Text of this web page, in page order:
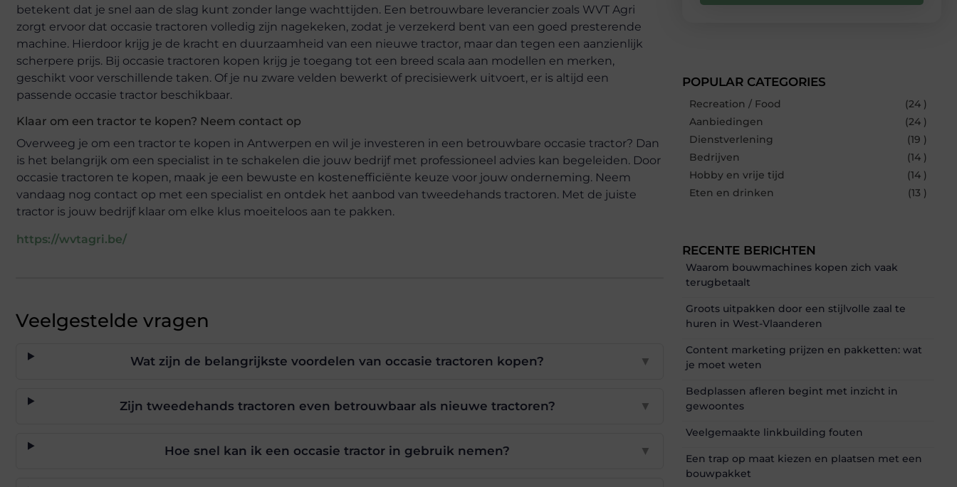
betekent dat je snel aan de slag kunt zonder lange wachttijden. Een betrouwbare leverancier zoals WVT Agri
zorgt ervoor dat occasie tractoren volledig zijn nagekeken, zodat je verzekerd bent van een goed presterende
machine. Hierdoor krijg je de kracht en duurzaamheid van een nieuwe tractor, maar dan tegen een aanzienlijk
scherpere prijs. Bij occasie tractoren kopen krijg je toegang tot een breed scala aan modellen en merken,
geschikt voor verschillende taken. Of je nu zware velden bewerkt of precisiewerk uitvoert, er is altijd een
passende occasie tractor beschikbaar.
Klaar om een tractor te kopen? Neem contact op
Overweeg je om een tractor te kopen in Antwerpen en wil je investeren in een betrouwbare occasie tractor? Dan
is het belangrijk om een specialist in te schakelen die jouw bedrijf met professioneel advies kan begeleiden. Door
occasie tractoren te kopen, maak je een bewuste en kostenefficiënte keuze voor jouw onderneming. Neem
vandaag nog contact op met een specialist en ontdek het aanbod van tweedehands tractoren. Met de juiste
tractor is jouw bedrijf klaar om elke klus moeiteloos aan te pakken.
https://wvtagri.be/
Veelgestelde vragen
Wat zijn de belangrijkste voordelen van occasie tractoren kopen? ▼
Zijn tweedehands tractoren even betrouwbaar als nieuwe tractoren? ▼
Hoe snel kan ik een occasie tractor in gebruik nemen? ▼
POPULAR CATEGORIES
Recreation / Food
(24 )
Aanbiedingen
(24 )
Dienstverlening
(19 )
Bedrijven
(14 )
Hobby en vrije tijd
(14 )
Eten en drinken
(13 )
RECENTE BERICHTEN
Waarom bouwmachines kopen zich vaak
terugbetaalt
Groots uitpakken door een stijlvolle zaal te
huren in West-Vlaanderen
Content marketing prijzen en pakketten: wat
je moet weten
Bedplassen afleren begint met inzicht in
gewoontes
Veelgemaakte linkbuilding fouten
Een trap op maat kiezen en plaatsen met een
bouwpakket